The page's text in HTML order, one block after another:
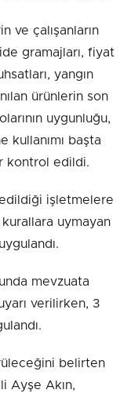
ve çalışanların
gramajları, fiyat
yangın
ürünlerin son
uygunluğu,
kullanımı başta
kontrol edildi.
edildiği işletmelere
kurallara uymayan
mevzuata
verilirken, 3
belirten
Ayşe Akın,